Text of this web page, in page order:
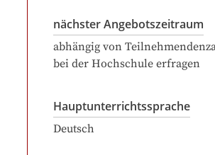
nächster Angebotszeitraum
abhängig von
bei der Hochschule erfragen
Hauptunterrichtssprache
Deutsch